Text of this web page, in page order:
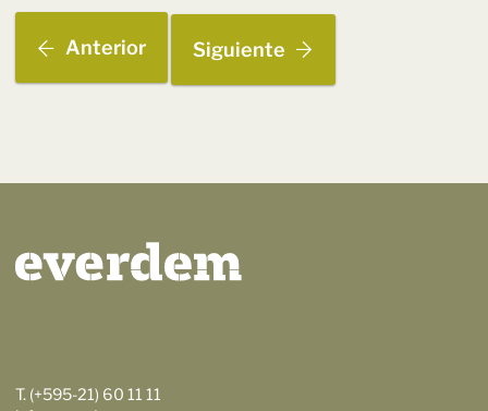
Anterior Siguiente
T. (+595-21) 60 11 11